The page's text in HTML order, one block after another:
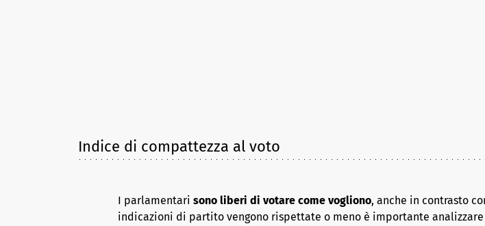
Indice di compattezza al voto
I parlamentari sono liberi di votare come vogliono, anche in contrasto
indicazioni di partito vengono rispettate o meno è importante